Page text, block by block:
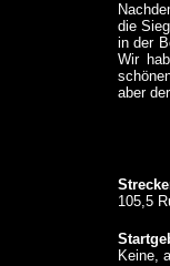
die
in der
Wir
aber
105,5
Keine,